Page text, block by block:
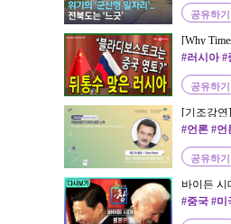
공유하기
[Why
영토?" 뒤
#러시아 #
화 #러시
공유하기
[기조강
#언론 #언
공유하기
바이든 시
창 315회
#중국 #미
관계